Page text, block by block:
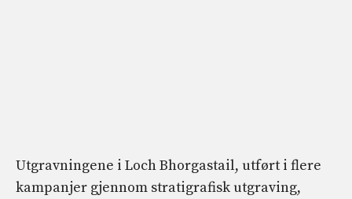
Utgravningene i Loch Bhorgastail, utført i flere
kampanjer gjennom stratigrafisk utgraving,